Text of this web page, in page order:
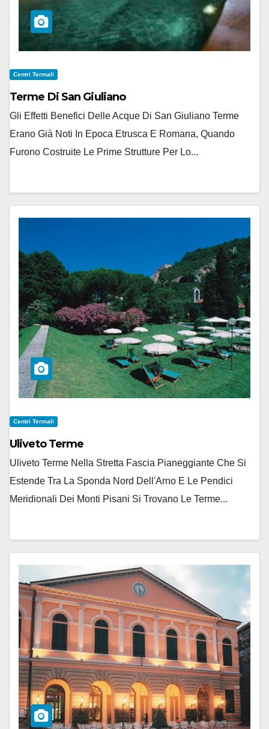
Centri Termali
Terme Di San Giuliano
Gli Effetti Benefici Delle Acque Di San Giuliano Terme
Erano Già Noti In Epoca Etrusca E Romana, Quando
Furono Costruite Le Prime Strutture Per Lo...
Centri Termali
Uliveto Terme
Uliveto Terme Nella Stretta Fascia Pianeggiante Che Si
Estende Tra La Sponda Nord Dell'Arno E Le Pendici
Meridionali Dei Monti Pisani Si Trovano Le Terme...